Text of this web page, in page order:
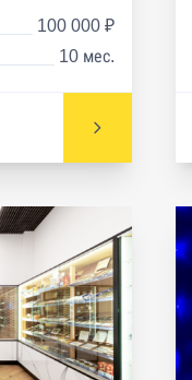
100 000 ₽
10 мес.